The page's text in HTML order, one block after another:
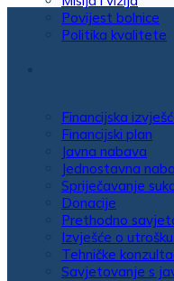
Povijest bolnice
Politika kvalitete
Financijska
Financijski plan
Javna nabava
Jednostavna
Spriječavanje
Donacije
Prethodno
Izvješće o
Tehničke
Savjetovanje s